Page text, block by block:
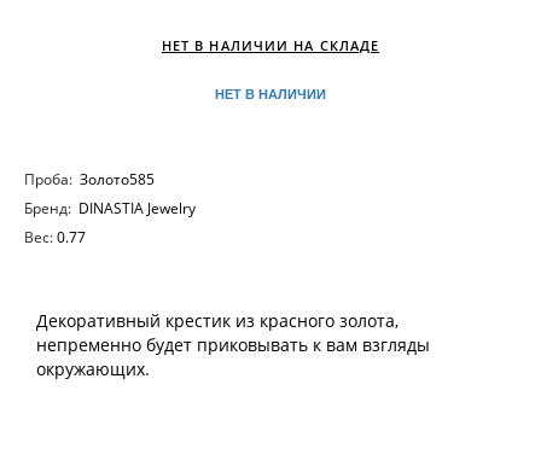
НЕТ В НАЛИЧИИ
НЕТ В НАЛИЧИИ НА СКЛАДЕ
Проба: Золото585
Бренд: DINASTIA Jewelry
Вес:0.77
Декоративный крестик из красного золота,
непременно будет приковывать к вам взгляды
окружающих.